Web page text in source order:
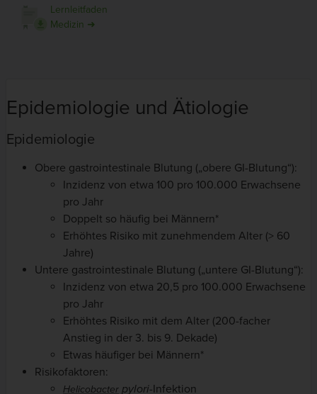
Lernleitfaden
Medizin ➜
Epidemiologie und Ätiologie
Epidemiologie
Obere gastrointestinale Blutung („obere GI-Blutung“):
Inzidenz von etwa 100 pro 100.000 Erwachsene
pro Jahr
Doppelt so häufig bei Männern*
Erhöhtes Risiko mit zunehmendem Alter (> 60
Jahre)
Untere gastrointestinale Blutung („untere GI-Blutung“):
Inzidenz von etwa 20,5 pro 100.000 Erwachsene
pro Jahr
Erhöhtes Risiko mit dem Alter (200-facher
Anstieg in der 3. bis 9. Dekade)
Etwas häufiger bei Männern*
Risikofaktoren:
Helicobacter pylori-Infektion